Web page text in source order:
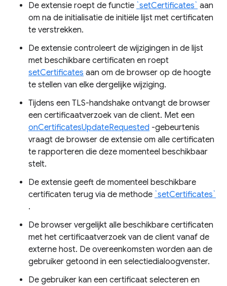
De extensie roept de functie `setCertificates` aan
om na de initialisatie de initiële lijst met certificaten
te verstrekken.
De extensie controleert de wijzigingen in de lijst
met beschikbare certificaten en roept
setCertificates aan om de browser op de hoogte
te stellen van elke dergelijke wijziging.
Tijdens een TLS-handshake ontvangt de browser
een certificaatverzoek van de client. Met een
onCertificatesUpdateRequested -gebeurtenis
vraagt ​​de browser de extensie om alle certificaten
te rapporteren die deze momenteel beschikbaar
stelt.
De extensie geeft de momenteel beschikbare
certificaten terug via de methode `setCertificates`
.
De browser vergelijkt alle beschikbare certificaten
met het certificaatverzoek van de client vanaf de
externe host. De overeenkomsten worden aan de
gebruiker getoond in een selectiedialoogvenster.
De gebruiker kan een certificaat selecteren en